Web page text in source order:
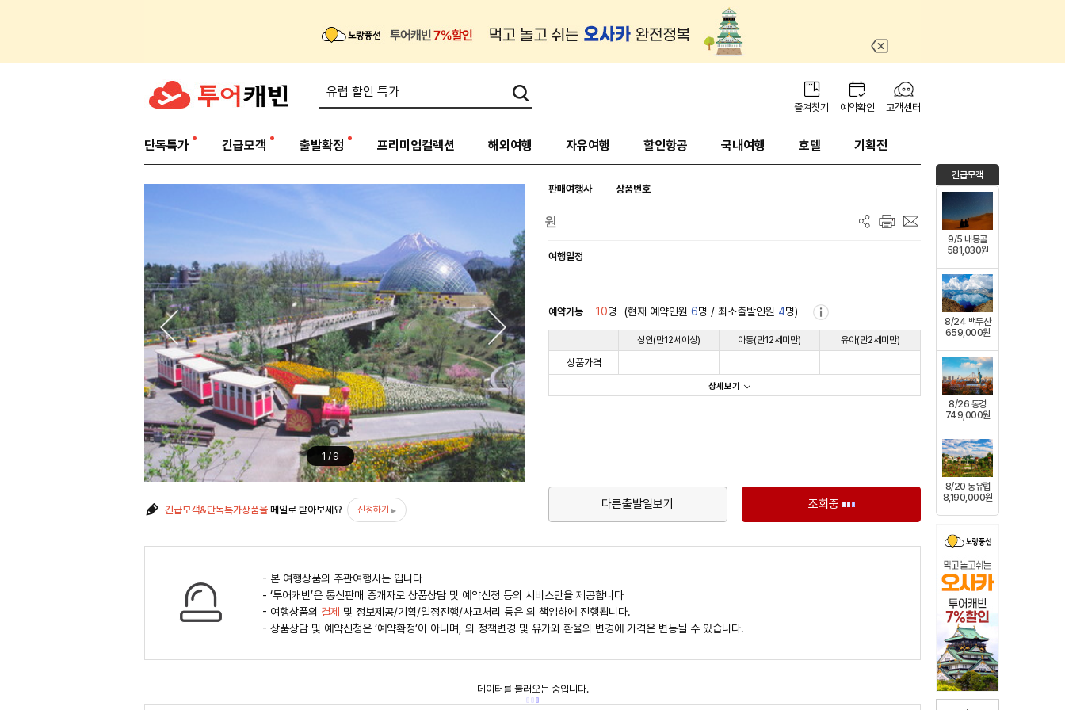
즐겨찾기 예약확인 고객센터
단독특가 긴급모객 출발확정 프리미엄컬렉션 해외여행 자유여행 할인항공 국내여행 호텔 기획전
긴급모객
9/5 내몽골
581,030원
8/24 백두산
659,000원
8/26 동경
749,000원
8/20 동유럽
8,190,000원
1 / 9
긴급모객&단독특가상품을 메일로 받아보세요 신청하기
판매여행사 상품번호
여행일정
예약가능 10명 (현재 예약인원 6명 / 최소출발인원 4명)
성인(만12세이상) 아동(만12세미만) 유아(만2세미만)
상품가격
상세보기
다른출발일보기 조회중
- 본 여행상품의 주관여행사는 입니다
- ‘투어캐빈’은 통신판매 중개자로 상품상담 및 예약신청 등의 서비스만을 제공합니다
- 여행상품의 결제 및 정보제공/기획/일정진행/사고처리 등은 의 책임하에 진행됩니다.
- 상품상담 및 예약신청은 ‘예약확정’이 아니며, 의 정책변경 및 유가와 환율의 변경에 가격은 변동될 수 있습니다.
데이터를 불러오는 중입니다.